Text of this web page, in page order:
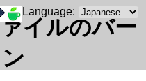
ィ
イルのバー
Language: